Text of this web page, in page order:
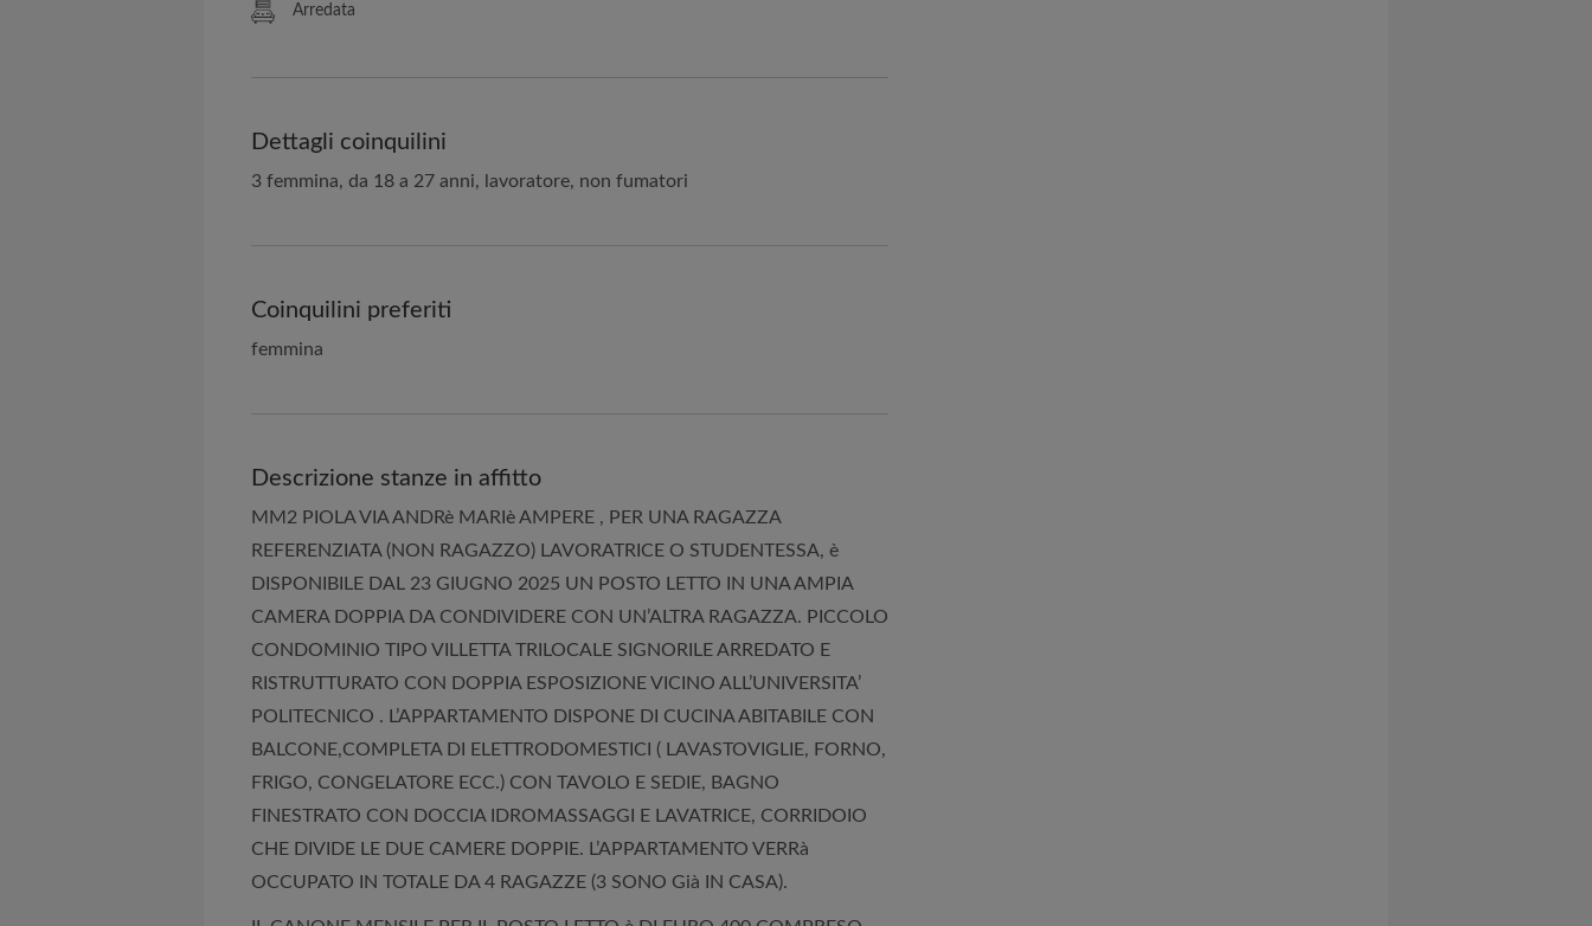
Arredata
Dettagli coinquilini
3 femmina, da 18 a 27 anni, lavoratore, non fumatori
Coinquilini preferiti
femmina
Descrizione stanze in affitto
MM2 PIOLA VIA ANDRè MARIè AMPERE , PER UNA RAGAZZA
REFERENZIATA (NON RAGAZZO) LAVORATRICE O STUDENTESSA, è
DISPONIBILE DAL 23 GIUGNO 2025 UN POSTO LETTO IN UNA AMPIA
CAMERA DOPPIA DA CONDIVIDERE CON UN’ALTRA RAGAZZA. PICCOLO
CONDOMINIO TIPO VILLETTA TRILOCALE SIGNORILE ARREDATO E
RISTRUTTURATO CON DOPPIA ESPOSIZIONE VICINO ALL’UNIVERSITA’
POLITECNICO . L’APPARTAMENTO DISPONE DI CUCINA ABITABILE CON
BALCONE,COMPLETA DI ELETTRODOMESTICI ( LAVASTOVIGLIE, FORNO,
FRIGO, CONGELATORE ECC.) CON TAVOLO E SEDIE, BAGNO
FINESTRATO CON DOCCIA IDROMASSAGGI E LAVATRICE, CORRIDOIO
CHE DIVIDE LE DUE CAMERE DOPPIE. L’APPARTAMENTO VERRà
OCCUPATO IN TOTALE DA 4 RAGAZZE (3 SONO Già IN CASA).